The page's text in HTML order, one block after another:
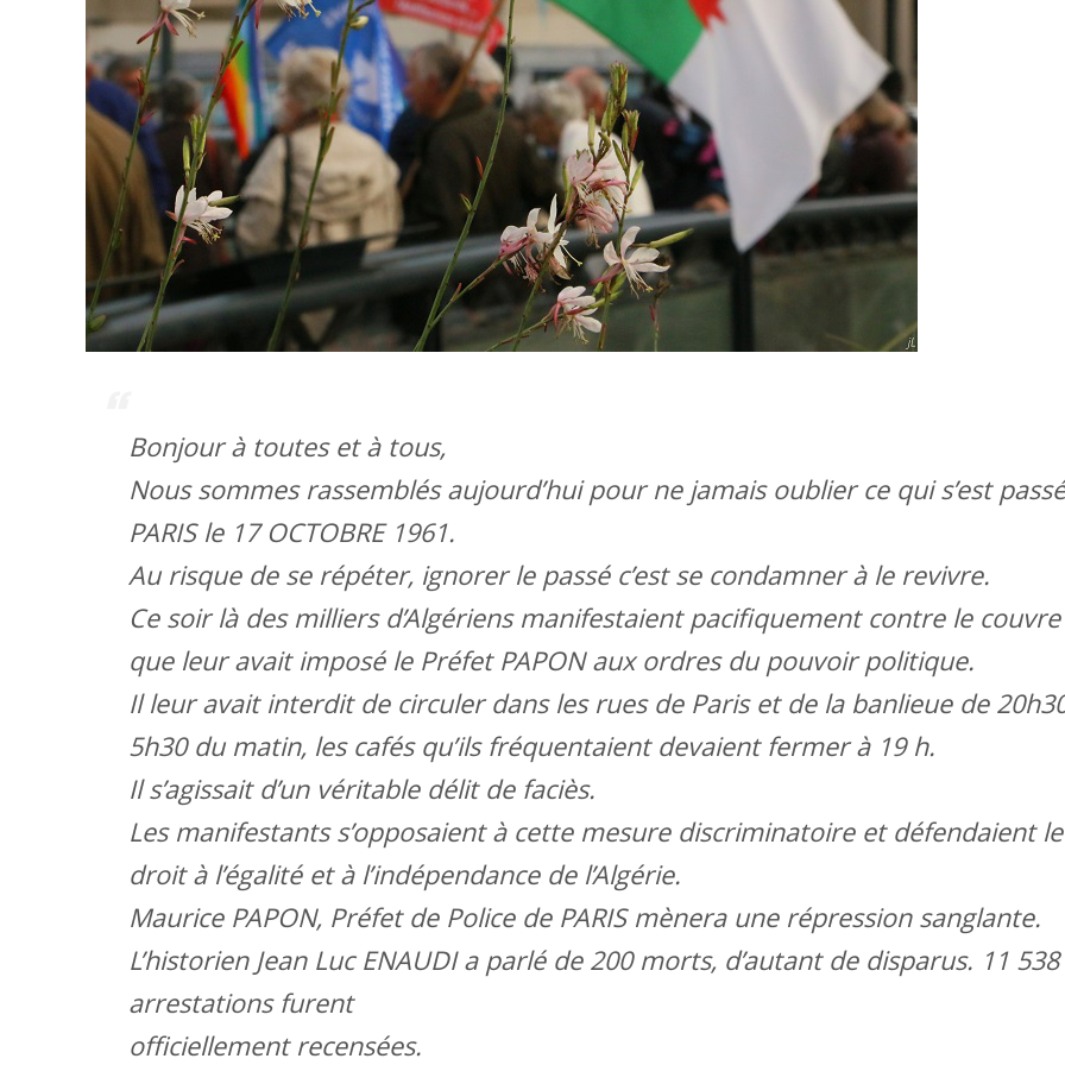
Bonjour à toutes et à tous,
Nous sommes rassemblés aujourd’hui pour ne jamais oublier ce qui s’est
PARIS le 17 OCTOBRE 1961.
Au risque de se répéter, ignorer le passé c’est se condamner à le revivre.
Ce soir là des milliers d’Algériens manifestaient pacifiquement contre le
que leur avait imposé le Préfet PAPON aux ordres du pouvoir politique.
Il leur avait interdit de circuler dans les rues de Paris et de la banlieue de
5h30 du matin, les cafés qu’ils fréquentaient devaient fermer à 19 h.
Il s’agissait d’un véritable délit de faciès.
Les manifestants s’opposaient à cette mesure discriminatoire et défendaient
droit à l’égalité et à l’indépendance de l’Algérie.
Maurice PAPON, Préfet de Police de PARIS mènera une répression sanglante.
L’historien Jean Luc ENAUDI a parlé de 200 morts, d’autant de disparus. 11 538
arrestations furent
officiellement recensées.